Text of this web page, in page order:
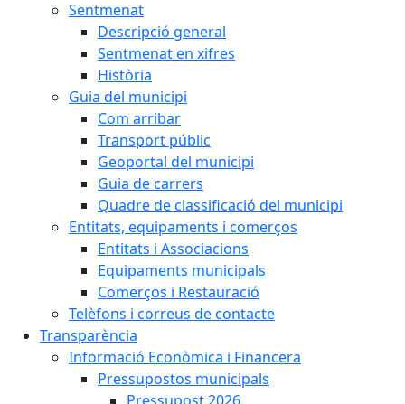
Sentmenat
Descripció general
Sentmenat en xifres
Història
Guia del municipi
Com arribar
Transport públic
Geoportal del municipi
Guia de carrers
Quadre de classificació del municipi
Entitats, equipaments i comerços
Entitats i Associacions
Equipaments municipals
Comerços i Restauració
Telèfons i correus de contacte
Transparència
Informació Econòmica i Financera
Pressupostos municipals